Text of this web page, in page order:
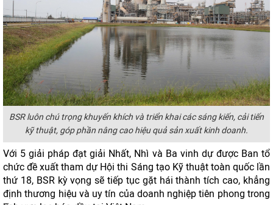
BSR luôn chú trọng khuyến khích và triển khai các sáng kiến, cải tiến
kỹ thuật, góp phần nâng cao hiệu quả sản xuất kinh doanh.
Với 5 giải pháp đạt giải Nhất, Nhì và Ba vinh dự được Ban tổ
chức đề xuất tham dự Hội thi Sáng tạo Kỹ thuật toàn quốc lần
thứ 18, BSR kỳ vọng sẽ tiếp tục gặt hái thành tích cao, khẳng
định thương hiệu và uy tín của doanh nghiệp tiên phong trong